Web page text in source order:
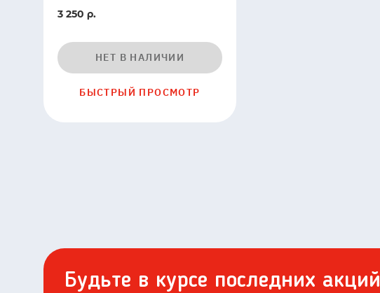
115-
125мм
AirChaser
19568442023
3 250 р.
НЕТ В НАЛИЧИИ
БЫСТРЫЙ ПРОСМОТР
Будьте в курсе последних акций